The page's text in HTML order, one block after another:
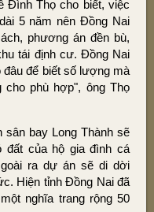
Đình Thọ cho biết, việc
5 năm nên Đồng Nai
phương án đền bù,
tái định cư. Đồng Nai
để biết số lượng mà
cho phù hợp", ông Thọ
bay Long Thành sẽ
đất của hộ gia đình cá
ra dự án sẽ di dời
Hiện tỉnh Đồng Nai đã
nghĩa trang rộng 50